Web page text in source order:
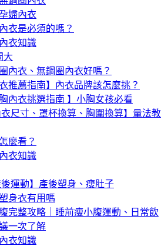
婦內衣
衣是必須的嗎？
衣知識
大
內衣、無鋼圈內衣好嗎？
衣推薦指南】內衣品牌該怎麼挑？
胸內衣挑選指南 】小胸女孩必看
衣尺寸、罩杯換算、胸圍換算】量法教
麼看？
衣知識
後運動】產後塑身、瘦肚子
身衣有用嗎
完整攻略｜睡前瘦小腹運動、日常飲
一次了解
衣知識